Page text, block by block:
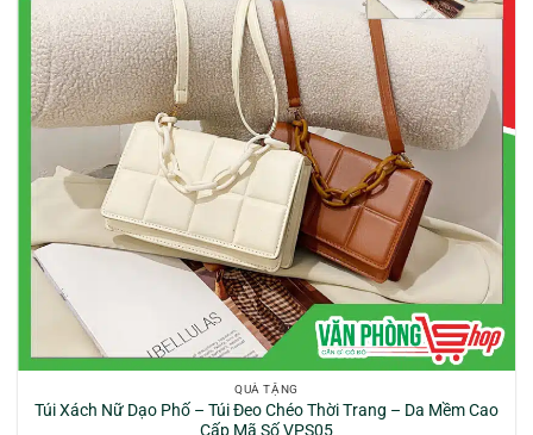
QUÀ TẶNG
Túi Xách Nữ Dạo Phố – Túi Đeo Chéo Thời Trang – Da Mềm Cao
Cấp Mã Số VPS05